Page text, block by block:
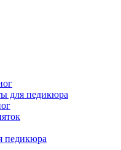
для педикюра
педикюра